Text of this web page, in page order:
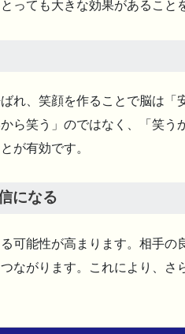
っても大きな効果があること
れ、笑顔を作ることで脳は「
ら笑う」のではなく、「笑う
が有効です。
になる
可能性が高まります。相手の
ながります。これにより、さ